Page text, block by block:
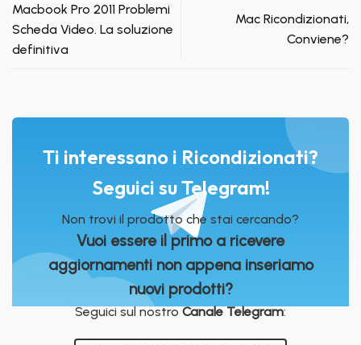
Macbook Pro 2011 Problemi
Scheda Video. La soluzione
definitiva
Mac Ricondizionati,
Conviene?
Ti interessano i Ricondizionati?
Seguici su Telegram!
Non trovi il prodotto che stai cercando?
Vuoi essere il primo a ricevere
aggiornamenti non appena inseriamo
nuovi prodotti?
Seguici sul nostroCanale Telegram: